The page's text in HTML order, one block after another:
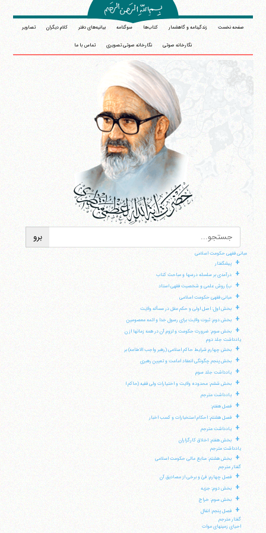
صفحه نخست زندگینامه و گاهشمار کتاب‌ها سوگنامه بیانیه‌های دفتر کلام دیگران تصاویر
نگارخانه صوتی نگارخانه صوتی تصویری تماس با ما
مبانی فقهی حکومت اسلامی
+ پیشگفتار
+ درآمدی بر سلسله درسها و مباحث کتاب
+ ب) روش علمی و شخصیت فقهی استاد
+ مبانی فقهی حکومت اسلامی
+ بخش اول: اصل اولی و حکم عقل در مسأله ولایت
+ بخش دوم: ثبوت ولایت برای رسول خدا و ائمه معصومین
+
بخش سوم: ضرورت حکومت و لزوم آن در همه زمانها از ن
یادداشت جلد دوم
+ بخش چهارم شرایط حاکم اسلامی (رهبر واجب الاطاعه) بر
+ بخش پنجم چگونگی انعقاد امامت و تعیین رهبری
+ یادداشت جلد سوم
+ بخش ششم: محدوده ولایت و اختیارات ولی فقیه (حاکم ا
+ یادداشت مترجم
+ فصل هفتم:
+ فصل هشتم: احکام استخبارات و کسب اخبار
+ یادداشت مترجم
+
بخش هفتم: اخلاق کارگزاران
یادداشت مترجم
+
بخش هشتم: منابع مالی حکومت اسلامی
گفتار مترجم
+ فصل چهارم: فئ و برخی از مصادیق آن
+ بخش دوم: جزیه
+ بخش سوم: خراج
+
فصل پنجم: انفال
گفتار مترجم
احیای زمینهای موات